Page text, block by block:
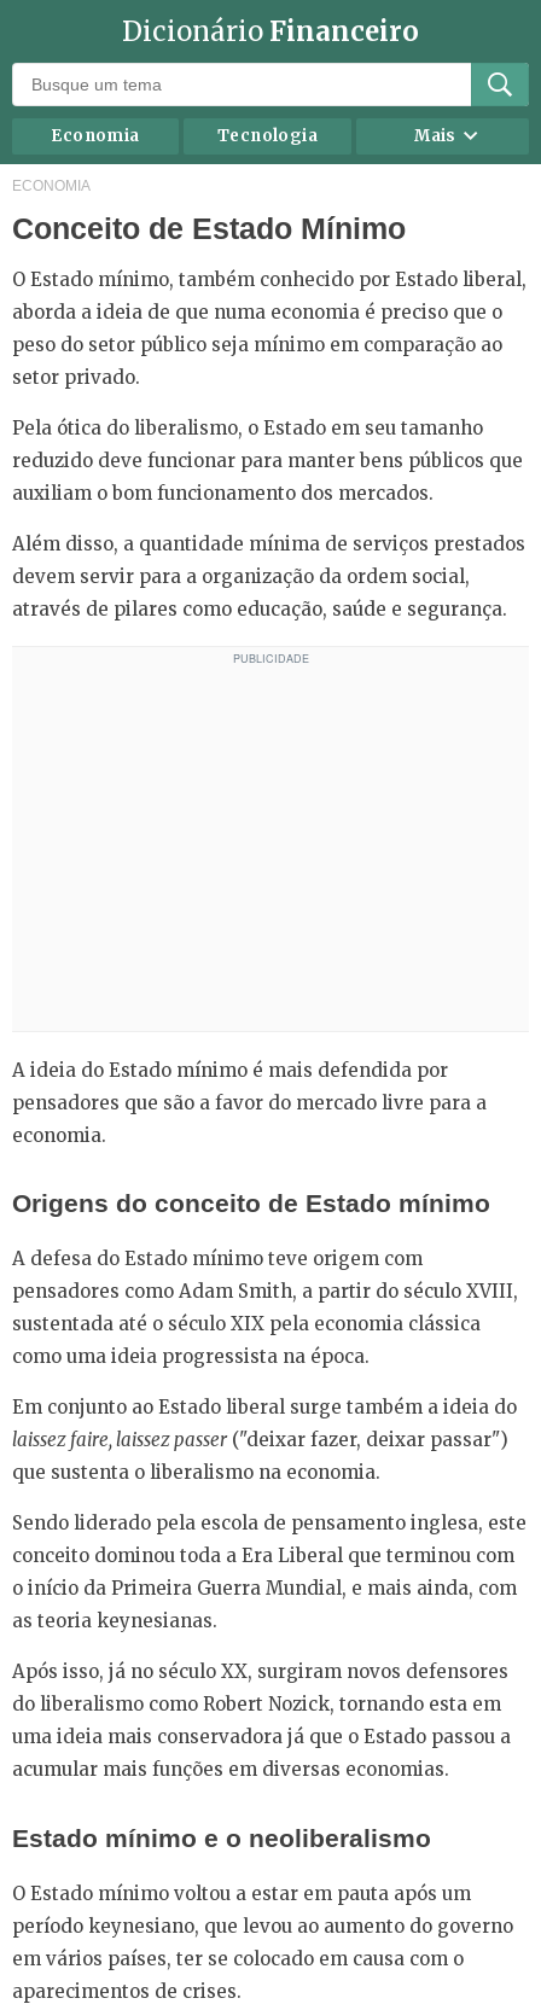
Dicionário Financeiro
Economia Tecnologia Mais
Recursos humanos
Negócios
Mercados
Direito
Impostos
Carreira
Marketing
Contabilidade
Finanças Pessoais
ECONOMIA
Conceito de Estado Mínimo
O Estado mínimo, também conhecido por Estado liberal,
aborda a ideia de que numa economia é preciso que o
peso do setor público seja mínimo em comparação ao
setor privado.
Pela ótica do liberalismo, o Estado em seu tamanho
reduzido deve funcionar para manter bens públicos que
auxiliam o bom funcionamento dos mercados.
Além disso, a quantidade mínima de serviços prestados
devem servir para a organização da ordem social,
através de pilares como educação, saúde e segurança.
A ideia do Estado mínimo é mais defendida por
pensadores que são a favor do mercado livre para a
economia.
Origens do conceito de Estado mínimo
A defesa do Estado mínimo teve origem com
pensadores como Adam Smith, a partir do século XVIII,
sustentada até o século XIX pela economia clássica
como uma ideia progressista na época.
Em conjunto ao Estado liberal surge também a ideia do
laissez faire, laissez passer("deixar fazer, deixar passar")
que sustenta o liberalismo na economia.
Sendo liderado pela escola de pensamento inglesa, este
conceito dominou toda a Era Liberal que terminou com
o início da Primeira Guerra Mundial, e mais ainda, com
as teoria keynesianas.
Após isso, já no século XX, surgiram novos defensores
do liberalismo como Robert Nozick, tornando esta em
uma ideia mais conservadora já que o Estado passou a
acumular mais funções em diversas economias.
Estado mínimo e o neoliberalismo
O Estado mínimo voltou a estar em pauta após um
período keynesiano, que levou ao aumento do governo
em vários países, ter se colocado em causa com o
aparecimentos de crises.